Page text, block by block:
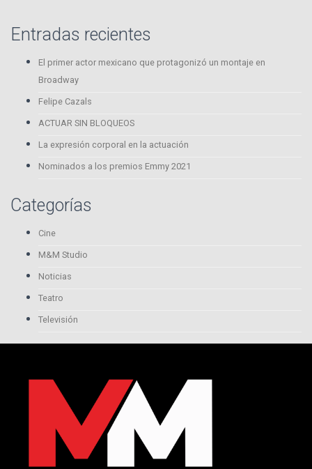
Entradas recientes
El primer actor mexicano que protagonizó un montaje en
Broadway
Felipe Cazals
ACTUAR SIN BLOQUEOS
La expresión corporal en la actuación
Nominados a los premios Emmy 2021
Categorías
Cine
M&M Studio
Noticias
Teatro
Televisión